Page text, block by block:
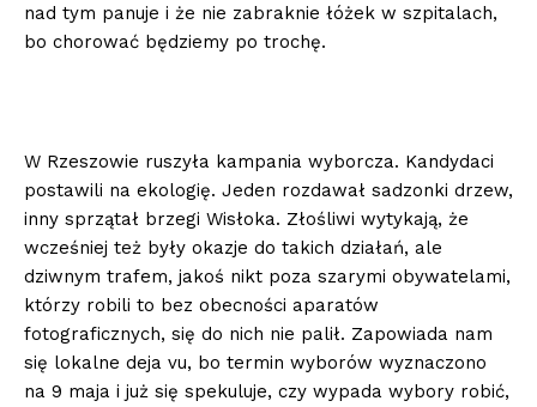
nad tym panuje i że nie zabraknie łóżek w szpitalach,
bo chorować będziemy po trochę.
W Rzeszowie ruszyła kampania wyborcza. Kandydaci
postawili na ekologię. Jeden rozdawał sadzonki drzew,
inny sprzątał brzegi Wisłoka. Złośliwi wytykają, że
wcześniej też były okazje do takich działań, ale
dziwnym trafem, jakoś nikt poza szarymi obywatelami,
którzy robili to bez obecności aparatów
fotograficznych, się do nich nie palił. Zapowiada nam
się lokalne deja vu, bo termin wyborów wyznaczono
na 9 maja i już się spekuluje, czy wypada wybory robić,